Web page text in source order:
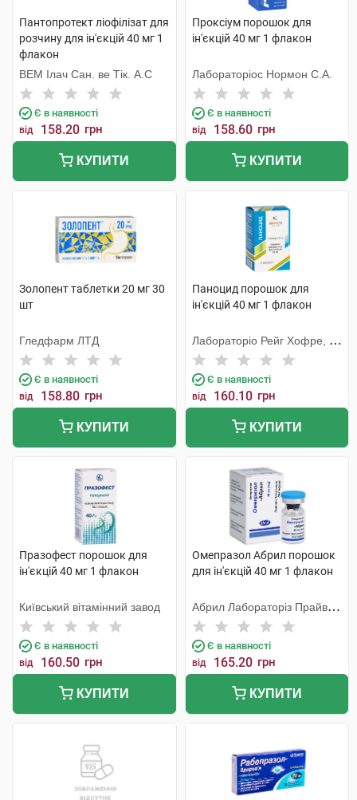
Пантопротект ліофілізат для
розчину для ін'єкцій 40 мг 1
флакон
ВЕМ Ілач Сан. ве Тік. А.С
Є в наявності
від 158.20 грн
КУПИТИ
Проксіум порошок для
ін'єкцій 40 мг 1 флакон
Лабораторіос Нормон С.А.
Є в наявності
від 158.60 грн
КУПИТИ
Золопент таблетки 20 мг 30
шт
Гледфарм ЛТД
Є в наявності
від 158.80 грн
КУПИТИ
Паноцид порошок для
ін'єкцій 40 мг 1 флакон
Лабораторіо Рейг Хофре, С.
А.
Є в наявності
від 160.10 грн
КУПИТИ
Празофест порошок для
ін'єкцій 40 мг 1 флакон
Київський вітамінний завод
Є в наявності
від 160.50 грн
КУПИТИ
Омепразол Абрил порошок
для ін'єкцій 40 мг 1 флакон
Абрил Лабораторіз Прайвет
Лімітед
Є в наявності
від 165.20 грн
КУПИТИ